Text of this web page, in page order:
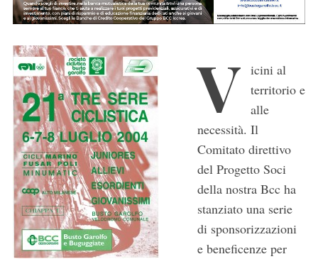
V
icini al
territorio e
alle
necessità. Il
Comitato direttivo
del Progetto Soci
della nostra Bcc ha
stanziato una serie
di sponsorizzazioni
e beneficenze per